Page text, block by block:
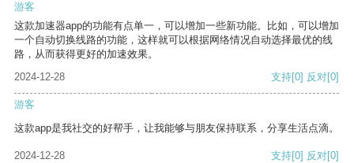
游客
这款加速器app的功能有点单一，可以增加一些新功能。比如，可以增加
一个自动切换线路的功能，这样就可以根据网络情况自动选择最优的线
路，从而获得更好的加速效果。
2024-12-28
支持[0] 反对[0]
游客
这款app是我社交的好帮手，让我能够与朋友保持联系，分享生活点滴。
2024-12-28 支持[0] 反对[0]